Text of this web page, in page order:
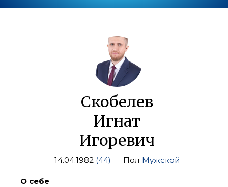
Скобелев
Игнат
Игоревич
14.04.1982 (44) Пол Мужской
О себе